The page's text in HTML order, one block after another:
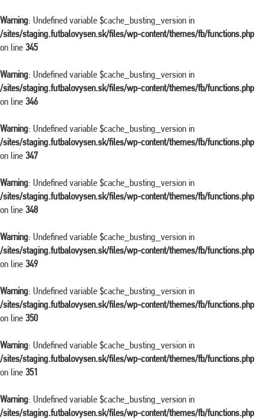
Warning: Undefined variable $cache_busting_version in
/sites/staging.futbalovysen.sk/files/wp-content/themes/fb/functions.php
on line 345
Warning: Undefined variable $cache_busting_version in
/sites/staging.futbalovysen.sk/files/wp-content/themes/fb/functions.php
on line 346
Warning: Undefined variable $cache_busting_version in
/sites/staging.futbalovysen.sk/files/wp-content/themes/fb/functions.php
on line 347
Warning: Undefined variable $cache_busting_version in
/sites/staging.futbalovysen.sk/files/wp-content/themes/fb/functions.php
on line 348
Warning: Undefined variable $cache_busting_version in
/sites/staging.futbalovysen.sk/files/wp-content/themes/fb/functions.php
on line 349
Warning: Undefined variable $cache_busting_version in
/sites/staging.futbalovysen.sk/files/wp-content/themes/fb/functions.php
on line 350
Warning: Undefined variable $cache_busting_version in
/sites/staging.futbalovysen.sk/files/wp-content/themes/fb/functions.php
on line 351
Warning: Undefined variable $cache_busting_version in
/sites/staging.futbalovysen.sk/files/wp-content/themes/fb/functions.php